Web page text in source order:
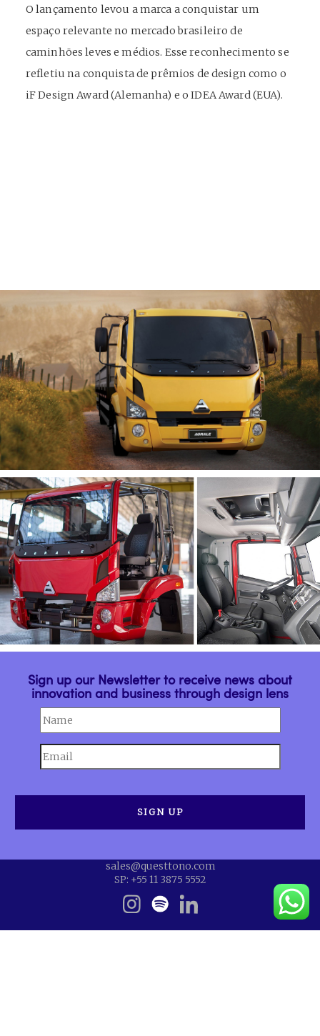
O lançamento levou a marca a conquistar um
espaço relevante no mercado brasileiro de
caminhões leves e médios. Esse reconhecimento se
refletiu na conquista de prêmios de design como o
iF Design Award (Alemanha) e o IDEA Award (EUA).
Sign up our Newsletter to receive news about
innovation and business through design lens
sales@questtono.com
SP: +55 11 3875 5552